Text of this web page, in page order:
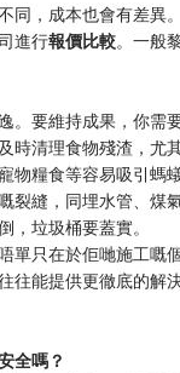
同，成本也會有差異。
進行​​報價比較​。一般
。要維持成果，你需
時清理食物殘渣，尤
物糧食等容易吸引螞
裂縫，同埋水管、煤
，垃圾桶要蓋實。
單只在於佢哋施工嘅
能提供更徹底的解決
全嗎？​